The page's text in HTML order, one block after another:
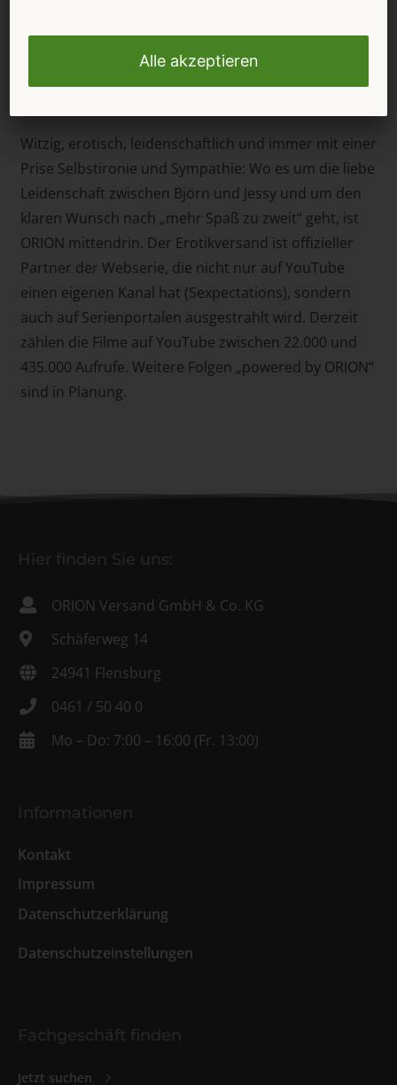
sich auf eine Odyssee der Leidenschaft. Denkt er.
Witzig, erotisch, leidenschaftlich und immer mit einer
Prise Selbstironie und Sympathie: Wo es um die liebe
Leidenschaft zwischen Björn und Jessy und um den
klaren Wunsch nach „mehr Spaß zu zweit“ geht, ist
ORION mittendrin. Der Erotikversand ist offizieller
Partner der Webserie, die nicht nur auf YouTube
einen eigenen Kanal hat (Sexpectations), sondern
auch auf Serienportalen ausgestrahlt wird. Derzeit
zählen die Filme auf YouTube zwischen 22.000 und
435.000 Aufrufe. Weitere Folgen „powered by ORION“
sind in Planung.
Hier finden Sie uns:
ORION Versand GmbH & Co. KG
Schäferweg 14
24941 Flensburg
0461 / 50 40 0
Mo – Do: 7:00 – 16:00 (Fr. 13:00)
Informationen
Kontakt
Impressum
Datenschutzerklärung
Datenschutzeinstellungen
Fachgeschäft finden
Jetzt suchen